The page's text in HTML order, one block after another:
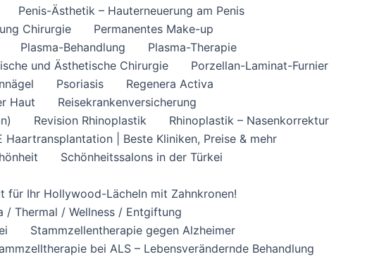
Penis-Ästhetik – Hauterneuerung am Penis
Chirurgie
Permanentes Make-up
Plasma-Behandlung
Plasma-Therapie
und Ästhetische Chirurgie
Porzellan-Laminat-Furnier
Psoriasis
Regenera Activa
Haut
Reisekrankenversicherung
Revision Rhinoplastik
Rhinoplastik – Nasenkorrektur
Haartransplantation | Beste Kliniken, Preise & mehr
Schönheitssalons in der Türkei
für Ihr Hollywood-Lächeln mit Zahnkronen!
/ Thermal / Wellness / Entgiftung
Stammzellentherapie gegen Alzheimer
bei ALS – Lebensverändernde Behandlung